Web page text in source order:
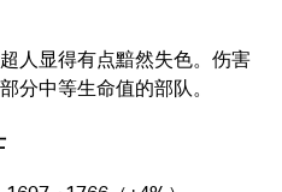
人显得有点黯然失色。伤害
分中等生命值的部队。